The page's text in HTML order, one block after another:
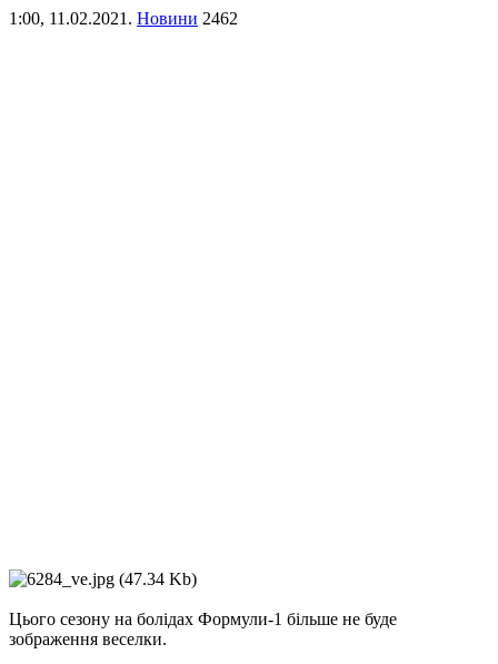
1:00, 11.02.2021. Новини 2462
Цього сезону на болідах Формули-1 більше не буде
зображення веселки.